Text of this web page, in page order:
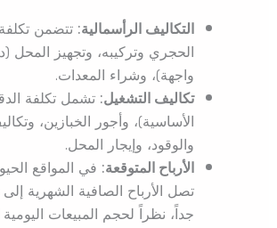
التكاليف الرأسمالية:تتضمن
الحجري وتركيبه، وتجهيز المحل
واجهة)، وشراء المعدات.
تكاليف التشغيل:تشمل تكلفة
الأساسية)، وأجور الخبازين،
والوقود، وإيجار المحل.
الأرباح المتوقعة:في المواقع
تصل الأرباح الصافية الشهرية
جداً، نظراً لحجم المبيعات اليومية